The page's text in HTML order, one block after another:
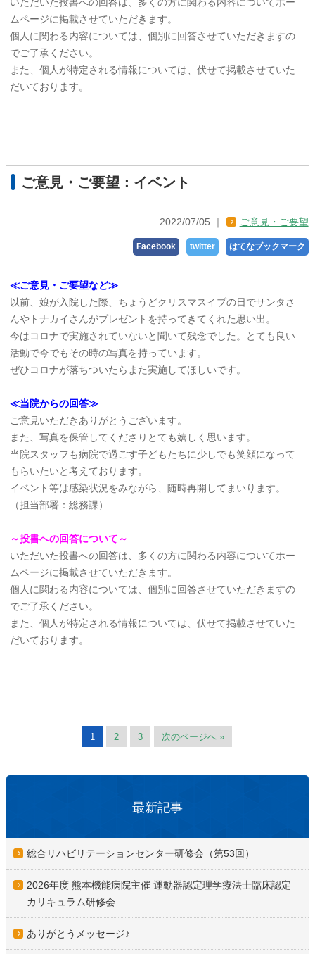
ムページに掲載させていただきます。
個人に関わる内容については、個別に回答させていただきますの
でご了承ください。
また、個人が特定される情報については、伏せて掲載させていた
だいております。
ご意見・ご要望：イベント
2022/07/05 ご意見・ご要望
Facebook twitter はてなブックマーク
≪ご意見・ご要望など≫
以前、娘が入院した際、ちょうどクリスマスイブの日でサンタさ
んやトナカイさんがプレゼントを持ってきてくれた思い出。
今はコロナで実施されていないと聞いて残念でした。とても良い
活動で今でもその時の写真を持っています。
ぜひコロナが落ちついたらまた実施してほしいです。
≪当院からの回答≫
ご意見いただきありがとうございます。
また、写真を保管してくださりとても嬉しく思います。
当院スタッフも病院で過ごす子どもたちに少しでも笑顔になって
もらいたいと考えております。
イベント等は感染状況をみながら、随時再開してまいります。
（担当部署：総務課）
～投書への回答について～
いただいた投書への回答は、多くの方に関わる内容についてホー
ムページに掲載させていただきます。
個人に関わる内容については、個別に回答させていただきますの
でご了承ください。
また、個人が特定される情報については、伏せて掲載させていた
だいております。
1 2 3 次のページへ »
最新記事
総合リハビリテーションセンター研修会（第53回）
2026年度 熊本機能病院主催 運動器認定理学療法士臨床認定
カリキュラム研修会
ありがとうメッセージ♪